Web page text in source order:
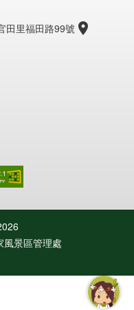
田里福田路99號
風景區管理處
智慧